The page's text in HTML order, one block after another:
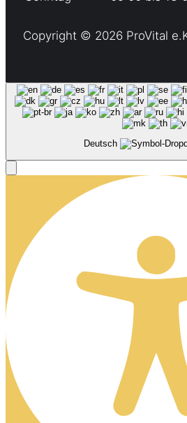
Copyright © 2026 ProVital
Deutsch